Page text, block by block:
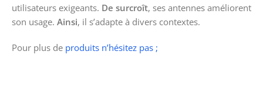
utilisateurs exigeants. De surcroît, ses antennes améliorent
son usage. Ainsi, il s’adapte à divers contextes.
Pour plus de produits n’hésitez pas ;